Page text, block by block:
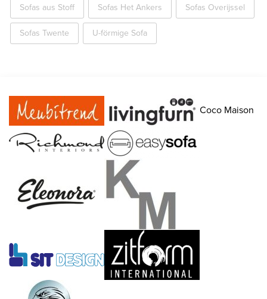
Sofas aus Stoff Sofas Het Ankers Sofas Overijssel
Sofas Twente U-förmige Sofa
Coco Maison